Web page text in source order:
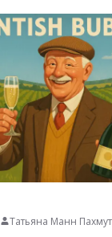
Татьяна Манн